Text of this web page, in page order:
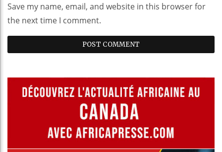
Save my name, email, and website in this browser for
the next time I comment.